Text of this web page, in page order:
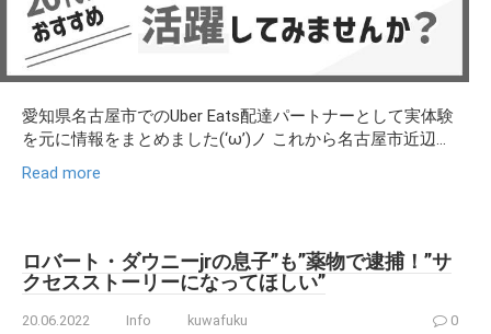
愛知県名古屋市でのUber Eats配達パートナーとして実体験
を元に情報をまとめました(‘ω’)ノ これから名古屋市近辺...
Read more
ロバート・ダウニーjrの息子”も”薬物で逮捕！”サ
クセスストーリーになってほしい”
20.06.2022 Info kuwafuku 0